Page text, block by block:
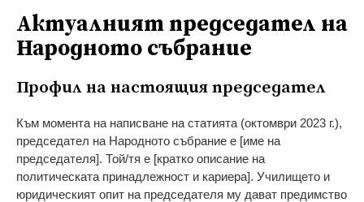
Актуалният председател на
Народното събрание
Профил на настоящия председател
Към момента на написване на статията (октомври 2023 г.),
председател на Народното събрание е [име на
председателя]. Той/тя е [кратко описание на
политическата принадлежност и кариера]. Училището и
юридическият опит на председателя му дават предимство